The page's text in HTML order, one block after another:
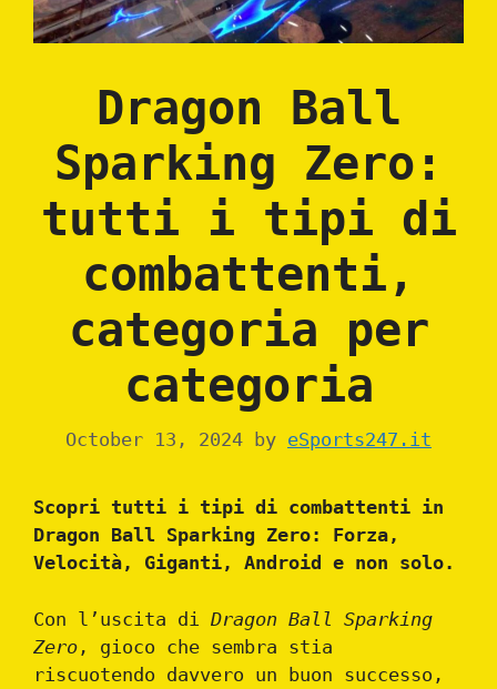
Dragon Ball
Sparking Zero:
tutti i tipi di
combattenti,
categoria per
categoria
October 13, 2024 by eSports247.it
Scopri tutti i tipi di combattenti in
Dragon Ball Sparking Zero: Forza,
Velocità, Giganti, Android e non solo.
Con l’uscita di Dragon Ball Sparking
Zero , gioco che sembra stia
riscuotendo davvero un buon successo,